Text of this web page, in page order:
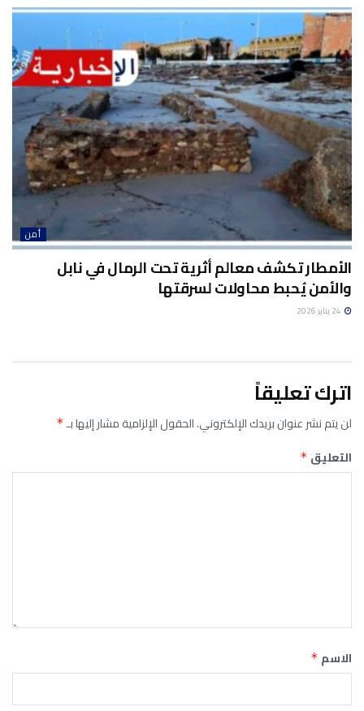
أمن
الأمطار تكشف معالم أثرية تحت الرمال في نابل
والأمن يُحبط محاولات لسرقتها
اترك تعليقاً
لن يتم نشر عنوان بريدك الإلكتروني.الحقول الإلزامية مشار إليها بـ*
التعليق *
الاسم *